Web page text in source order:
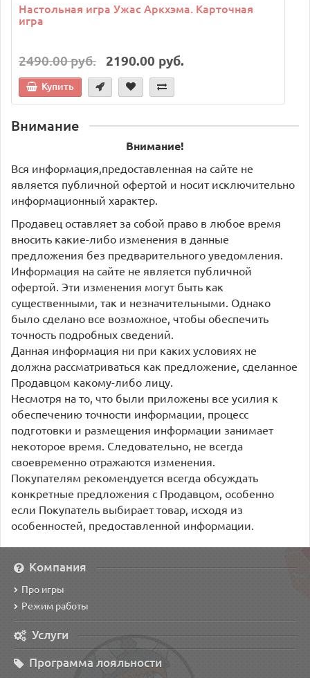
Настольная игра Ужас Аркхэма. Карточная
игра
2490.00 руб. 2190.00 руб.
Купить
Внимание
Внимание!
Вся информация,предоставленная на сайте не
является публичной офертой и носит исключительно
информационный характер.
Продавец оставляет за собой право в любое время
вносить какие-либо изменения в данные
предложения без предварительного уведомления.
Информация на сайте не является публичной
офертой. Эти изменения могут быть как
существенными, так и незначительными. Однако
было сделано все возможное, чтобы обеспечить
точность подробных сведений.
Данная информация ни при каких условиях не
должна рассматриваться как предложение, сделанное
Продавцом какому-либо лицу.
Несмотря на то, что были приложены все усилия к
обеспечению точности информации, процесс
подготовки и размещения информации занимает
некоторое время. Следовательно, не всегда
своевременно отражаются изменения.
Покупателям рекомендуется всегда обсуждать
конкретные предложения с Продавцом, особенно
если Покупатель выбирает товар, исходя из
особенностей, предоставленной информации.
Компания
Про игры
Режим работы
Услуги
Программа лояльности